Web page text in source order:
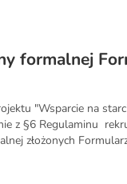
formalnej
"Wsparcie na
z §6 Regulaminu
złożonych